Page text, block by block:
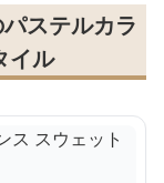
ステルカラ
イル